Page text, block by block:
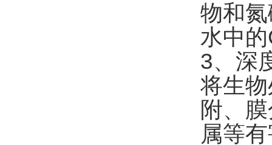
物和
水中
3、深
将生
附、
属等